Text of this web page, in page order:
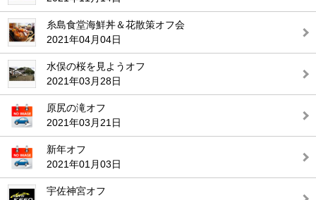
糸島食堂海鮮丼＆花散策オフ会
2021年04月04日
水俣の桜を見ようオフ
2021年03月28日
原尻の滝オフ
2021年03月21日
新年オフ
2021年01月03日
宇佐神宮オフ